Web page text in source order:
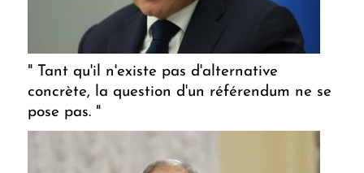
" Tant qu'il n'existe pas d'alternative
concrète, la question d'un référendum ne se
pose pas. "